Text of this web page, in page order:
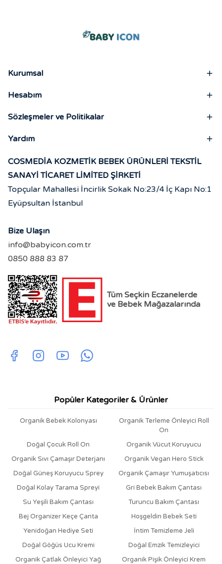
Kurumsal
Hesabım
Sözleşmeler ve Politikalar
Yardım
COSMEDİA KOZMETİK BEBEK ÜRÜNLERİ TEKSTİL
SANAYİ TİCARET LİMİTED ŞİRKETİ
Topçular Mahallesi İncirlik Sokak No:23/4 İç Kapı No:1
Eyüpsultan İstanbul
Bize Ulaşın
info@babyicon.com.tr
0850 888 83 87
Tüm Seçkin Eczanelerde
ve Bebek Mağazalarında
Popüler Kategoriler & Ürünler
Organik Bebek Kolonyası
Organik Terleme Önleyici Roll
On
Doğal Çocuk Roll On
Organik Vücut Koruyucu
Organik Sıvı Çamaşır Deterjanı
Organik Vegan Hero Stick
Doğal Güneş Koruyucu Sprey
Organik Çamaşır Yumuşatıcısı
Doğal Kolay Tarama Spreyi
Gri Bebek Bakım Çantası
Su Yeşili Bakım Çantası
Turuncu Bakım Çantası
Bej Organizer Keçe Çanta
Hoşgeldin Bebek Seti
Yenidoğan Hediye Seti
İntim Temizleme Jeli
Doğal Göğüs Ucu Kremi
Doğal Emzik Temizleyici
Organik Çatlak Önleyici Yağ
Organik Pişik Önleyici Krem